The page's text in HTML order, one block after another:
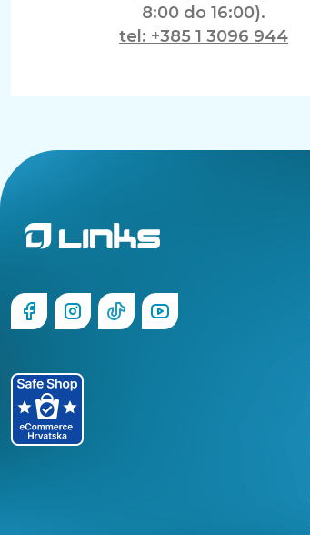
8:00 do 16:00).
tel: +385 1 3096 944